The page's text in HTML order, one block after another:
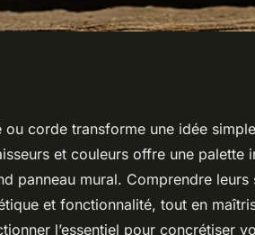
corde transforme une idée
et couleurs offre une palette
panneau mural. Comprendre
et fonctionnalité, tout en
l’essentiel pour concrétiser